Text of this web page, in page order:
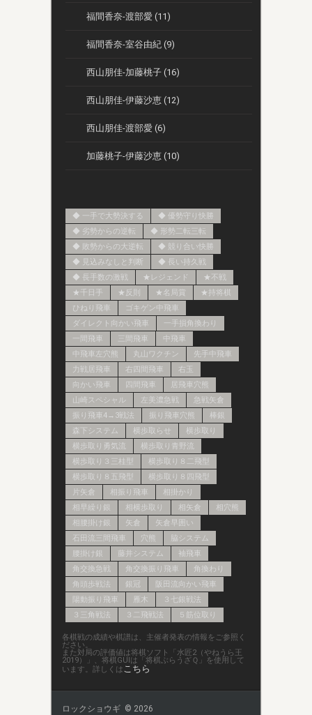
福間香奈-渡部愛 (11)
福間香奈-室谷由紀 (9)
西山朋佳-加藤桃子 (16)
西山朋佳-伊藤沙恵 (12)
西山朋佳-渡部愛 (6)
加藤桃子-伊藤沙恵 (10)
◆ 一手で大勢決する
◆ 優勢守り快勝
◆ 劣勢からの逆転
◆ 形勢二転三転
◆ 敗勢からの大逆転
◆ 競り合い快勝
◆ 見込みなしと判断
◆ 長い持久戦
◆ 長手数の激戦
★レジェンド
★不戦
★千日手
★反則 ★名局賞
★持将棋
ひねり飛車
ゴキゲン中飛車
ダイレクト向かい飛車
一手損角換わり
一間飛車
三間飛車
中飛車
中飛車左穴熊
丸山ワクチン
先手中飛車
力戦居飛車
右四間飛車
右玉
向かい飛車
四間飛車
居飛車穴熊
山崎スペシャル
左美濃急戦
急戦矢倉
振り飛車4→3戦法
振り飛車穴熊
棒銀
森下システム
横歩取らせ
横歩取り
横歩取り勇気流
横歩取り青野流
横歩取り３三桂型
横歩取り８二飛型
横歩取り８五飛型
横歩取り８四飛型
片矢倉
相振り飛車
相掛かり
相早繰り銀
相横歩取り 相矢倉
相穴熊
相腰掛け銀
矢倉
矢倉早囲い
石田流三間飛車
穴熊
脇システム
腰掛け銀
藤井システム
袖飛車
角交換急戦
角交換振り飛車
角換わり
角頭歩戦法
銀冠
阪田流向かい飛車
陽動振り飛車
雁木
３七銀戦法
３三角戦法
３二飛戦法 ５筋位取り
各棋戦の成績や棋譜は、主催者発表の情報をご参照く
ださい。
また対局の評価値は将棋ソフト「水匠2（やねうら王
2019）」、将棋GUIは「将棋ぶらうざＱ」を使用して
います。詳しくはこちら
ロックショウギ © 2026